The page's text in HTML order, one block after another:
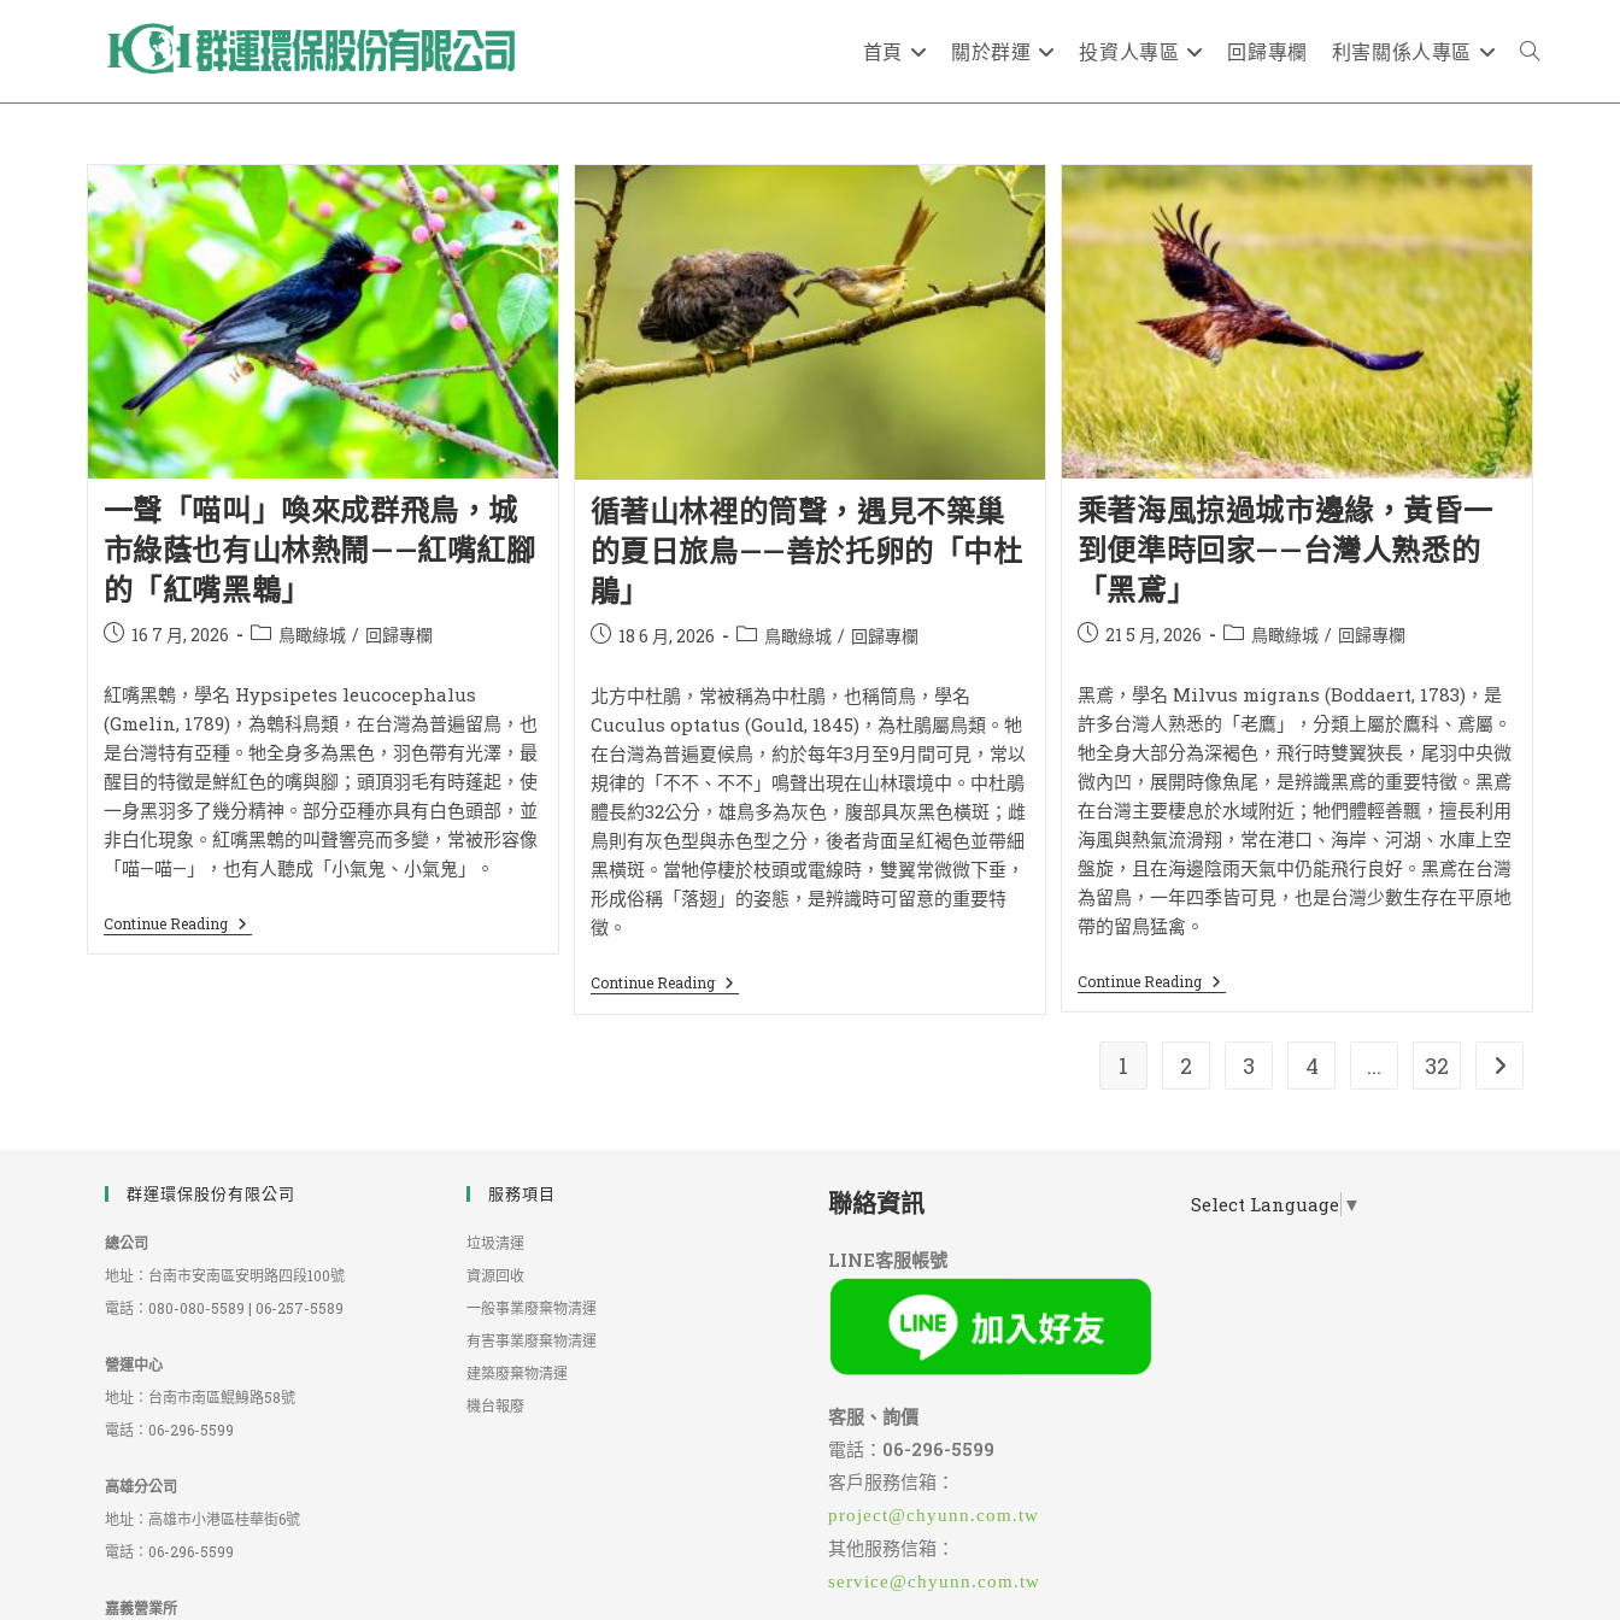
首頁 關於群運 投資人專區 回歸專欄 利害關係人專區
一聲「喵叫」喚來成群飛鳥，城
市綠蔭也有山林熱鬧——紅嘴紅腳
的「紅嘴黑鵯」
16 7 月, 2026 鳥瞰綠城 / 回歸專欄
紅嘴黑鵯，學名 Hypsipetes leucocephalus
(Gmelin, 1789)，為鵯科鳥類，在台灣為普遍留鳥，也
是台灣特有亞種。牠全身多為黑色，羽色帶有光澤，最
醒目的特徵是鮮紅色的嘴與腳；頭頂羽毛有時蓬起，使
一身黑羽多了幾分精神。部分亞種亦具有白色頭部，並
非白化現象。紅嘴黑鵯的叫聲響亮而多變，常被形容像
「喵—喵—」，也有人聽成「小氣鬼、小氣鬼」。
Continue Reading
循著山林裡的筒聲，遇見不築巢
的夏日旅鳥——善於托卵的「中杜
鵑」
18 6 月, 2026 鳥瞰綠城 / 回歸專欄
北方中杜鵑，常被稱為中杜鵑，也稱筒鳥，學名
Cuculus optatus (Gould, 1845)，為杜鵑屬鳥類。牠
在台灣為普遍夏候鳥，約於每年3月至9月間可見，常以
規律的「不不、不不」鳴聲出現在山林環境中。中杜鵑
體長約32公分，雄鳥多為灰色，腹部具灰黑色橫斑；雌
鳥則有灰色型與赤色型之分，後者背面呈紅褐色並帶細
黑橫斑。當牠停棲於枝頭或電線時，雙翼常微微下垂，
形成俗稱「落翅」的姿態，是辨識時可留意的重要特
徵。
Continue Reading
乘著海風掠過城市邊緣，黃昏一
到便準時回家——台灣人熟悉的
「黑鳶」
21 5 月, 2026 鳥瞰綠城 / 回歸專欄
黑鳶，學名 Milvus migrans (Boddaert, 1783)，是
許多台灣人熟悉的「老鷹」，分類上屬於鷹科、鳶屬。
牠全身大部分為深褐色，飛行時雙翼狹長，尾羽中央微
微內凹，展開時像魚尾，是辨識黑鳶的重要特徵。黑鳶
在台灣主要棲息於水域附近；牠們體輕善飄，擅長利用
海風與熱氣流滑翔，常在港口、海岸、河湖、水庫上空
盤旋，且在海邊陰雨天氣中仍能飛行良好。黑鳶在台灣
為留鳥，一年四季皆可見，也是台灣少數生存在平原地
帶的留鳥猛禽。
Continue Reading
1 2 3 4 ... 32
群運環保股份有限公司
總公司
地址：台南市安南區安明路四段100號
電話：080-080-5589 | 06-257-5589
營運中心
地址：台南市南區鯤鯓路58號
電話：06-296-5599
高雄分公司
地址：高雄市小港區桂華街6號
電話：06-296-5599
嘉義營業所
服務項目
垃圾清運
資源回收
一般事業廢棄物清運
有害事業廢棄物清運
建築廢棄物清運
機台報廢
聯絡資訊
LINE客服帳號
客服、詢價
電話： 06-296-5599
客戶服務信箱：
project@chyunn.com.tw
其他服務信箱：
service@chyunn.com.tw
Select Language ▼